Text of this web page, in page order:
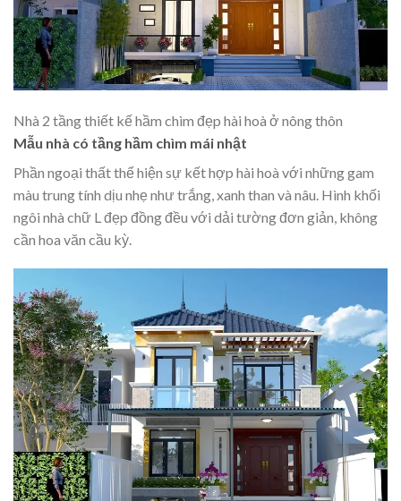
Nhà 2 tầng thiết kế hầm chìm đẹp hài hoà ở nông thôn
Mẫu nhà có tầng hầm chìm mái nhật
Phần ngoại thất thể hiện sự kết hợp hài hoà với những gam
màu trung tính dịu nhẹ như trắng, xanh than và nâu. Hình khối
ngôi nhà chữ L đẹp đồng đều với dải tường đơn giản, không
cần hoa văn cầu kỳ.